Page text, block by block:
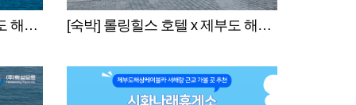
[숙박] 웨이브엠 호텔 x 제부도 해상케이블카 서해랑 [숙박] 롤링힐스 호텔 x 제부도 해상케이블카 서해랑